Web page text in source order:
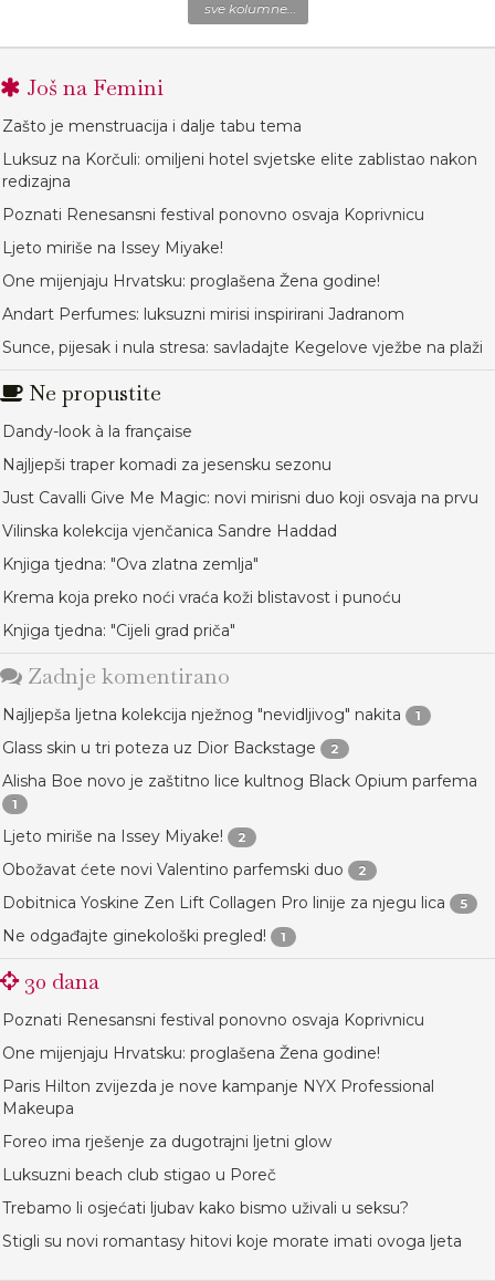
sve kolumne...
Još na Femini
Zašto je menstruacija i dalje tabu tema
Luksuz na Korčuli: omiljeni hotel svjetske elite zablistao nakon
redizajna
Poznati Renesansni festival ponovno osvaja Koprivnicu
Ljeto miriše na Issey Miyake!
One mijenjaju Hrvatsku: proglašena Žena godine!
Andart Perfumes: luksuzni mirisi inspirirani Jadranom
Sunce, pijesak i nula stresa: savladajte Kegelove vježbe na plaži
Ne propustite
Dandy-look à la française
Najljepši traper komadi za jesensku sezonu
Just Cavalli Give Me Magic: novi mirisni duo koji osvaja na prvu
Vilinska kolekcija vjenčanica Sandre Haddad
Knjiga tjedna: "Ova zlatna zemlja"
Krema koja preko noći vraća koži blistavost i punoću
Knjiga tjedna: "Cijeli grad priča"
Zadnje komentirano
Najljepša ljetna kolekcija nježnog "nevidljivog" nakita 1
Glass skin u tri poteza uz Dior Backstage 2
Alisha Boe novo je zaštitno lice kultnog Black Opium parfema
1
Ljeto miriše na Issey Miyake! 2
Obožavat ćete novi Valentino parfemski duo 2
Dobitnica Yoskine Zen Lift Collagen Pro linije za njegu lica 5
Ne odgađajte ginekološki pregled! 1
30 dana
Poznati Renesansni festival ponovno osvaja Koprivnicu
One mijenjaju Hrvatsku: proglašena Žena godine!
Paris Hilton zvijezda je nove kampanje NYX Professional
Makeupa
Foreo ima rješenje za dugotrajni ljetni glow
Luksuzni beach club stigao u Poreč
Trebamo li osjećati ljubav kako bismo uživali u seksu?
Stigli su novi romantasy hitovi koje morate imati ovoga ljeta